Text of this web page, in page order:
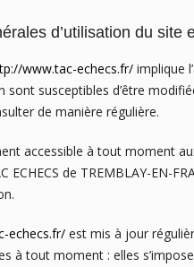
d’utilisation du site
www.tac-echecs.fr/ implique
sont susceptibles d’être
de manière régulière.
accessible à tout moment
ECHECS de TREMBLAY-EN-
echecs.fr/ est mis à jour
à tout moment : elles